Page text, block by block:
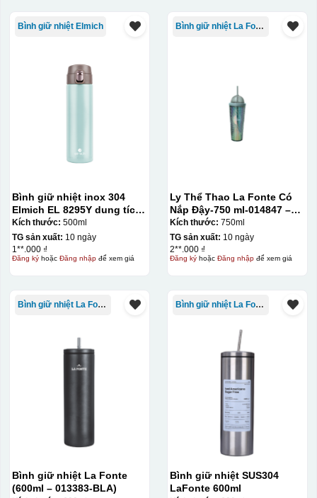
In lưới
Bình giữ nhiệt Elmich
Bình giữ nhiệt inox 304
Elmich EL 8295Y dung tích
500ml
Kích thước: 500ml
TG sản xuất: 10 ngày
1**.000 ₫
Đăng kýhoặc Đăng nhậpđể xem giá
Bình giữ nhiệt La Fonte
Ly Thể Thao La Fonte Có
Nắp Đậy-750 ml-014847 –
GRA
Kích thước: 750ml
TG sản xuất: 10 ngày
2**.000 ₫
Đăng kýhoặc Đăng nhậpđể xem giá
Bình giữ nhiệt La Fonte
Bình giữ nhiệt La Fonte
(600ml – 013383-BLA)
Bình giữ nhiệt La Fonte
Bình giữ nhiệt SUS304
LaFonte 600ml